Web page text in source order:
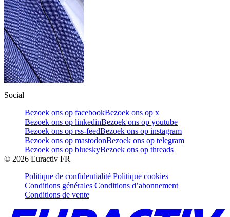
Social
Bezoek ons op facebookBezoek ons op x
Bezoek ons op linkedinBezoek ons op youtube
Bezoek ons op rss-feedBezoek ons op instagram
Bezoek ons op mastodonBezoek ons op telegram
Bezoek ons op blueskyBezoek ons op threads
© 2026 Euractiv FR
Politique de confidentialité Politique cookies
Conditions générales Conditions d’abonnement
Conditions de vente